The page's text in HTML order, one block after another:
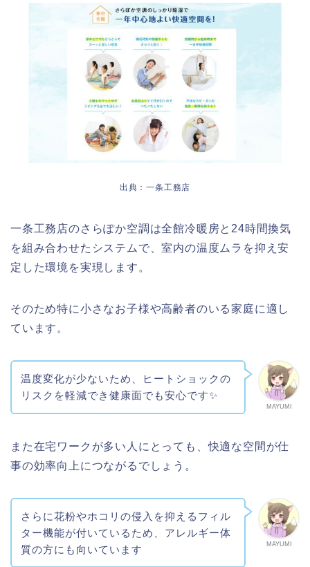
出典：一条工務店
一条工務店のさらぽか空調は全館冷暖房と24時間換気
を組み合わせたシステムで、室内の温度ムラを抑え安
定した環境を実現します。
そのため特に小さなお子様や高齢者のいる家庭に適し
ています。
MAYUMI
温度変化が少ないため、ヒートショックの
リスクを軽減でき健康面でも安心です✨
また在宅ワークが多い人にとっても、快適な空間が仕
事の効率向上につながるでしょう。
MAYUMI
さらに花粉やホコリの侵入を抑えるフィル
ター機能が付いているため、アレルギー体
質の方にも向いています